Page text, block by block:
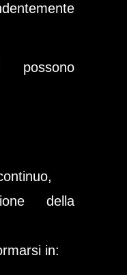
possono
della
in: